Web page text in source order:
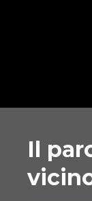
Il